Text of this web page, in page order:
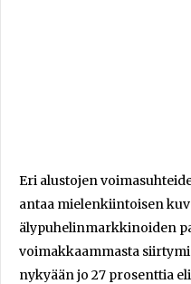
Eri alustojen
antaa mielenkiintoisen
älypuhelinmarkkinoiden
voimakkaammasta
nykyään jo 27 prosenttia